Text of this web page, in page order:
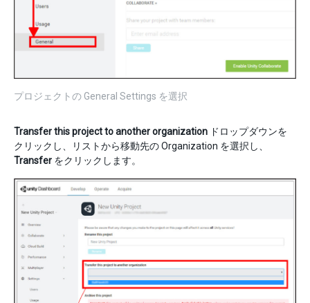
プロジェクトの General Settings を選択
Transfer this project to another organization ドロップダウンを
クリックし、リストから移動先の Organization を選択し、
Transfer をクリックします。